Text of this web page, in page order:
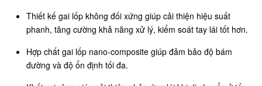
Thiết kế gai lốp không đối xứng giúp cải thiện hiệu suất
phanh, tăng cường khả năng xử lý, kiểm soát tay lái tốt hơn.
Hợp chất gai lốp nano-composite giúp đảm bảo độ bám
đường và độ ổn định tối đa.